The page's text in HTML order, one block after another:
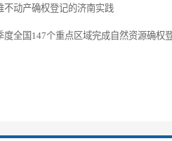
不动产确权登记的济南实践
度全国147个重点区域完成自然资源确权